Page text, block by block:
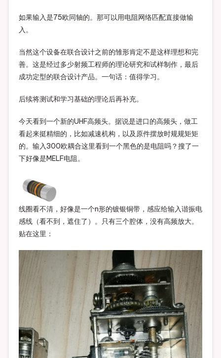
如果输入是75欧同轴的。那可以用电阻网络匹配直接做输
入。
当然这个设备在联合设计之前的雏形肯定不是这样理想和完
善。这是经过多少射频工程师的理论研究和试样制作，最后
成功定型的联合设计产品。一句话：值得学习。
后续将测试和学习基础的理论后再补充。
今天看到一个新的UHF高频头。据说是进口的高频头，做工
看起来挺精细的，比如减速机构，以及原件摆放时规规矩矩
的。输入300欧耦合这里看到一个黑色的是电阻吗？搜了一
下好像是MELF电阻。
线圈看不清，好像是一个n形的镀银铜带，感应给输入谐振电
感线（看不到，遮住了）。只有三个腔体，没有高频放大。
贴在这里：